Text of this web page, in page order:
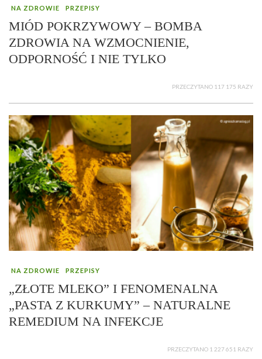
NA ZDROWIE PRZEPISY
MIÓD POKRZYWOWY – BOMBA
ZDROWIA NA WZMOCNIENIE,
ODPORNOŚĆ I NIE TYLKO
PRZECZYTANO 117 175 RAZY
NA ZDROWIE PRZEPISY
„ZŁOTE MLEKO” I FENOMENALNA
„PASTA Z KURKUMY” – NATURALNE
REMEDIUM NA INFEKCJE
PRZECZYTANO 1 227 651 RAZY